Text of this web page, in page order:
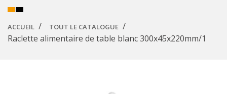
ACCUEIL TOUT LE CATALOGUE
Raclette alimentaire de table blanc 300x45x220mm/1